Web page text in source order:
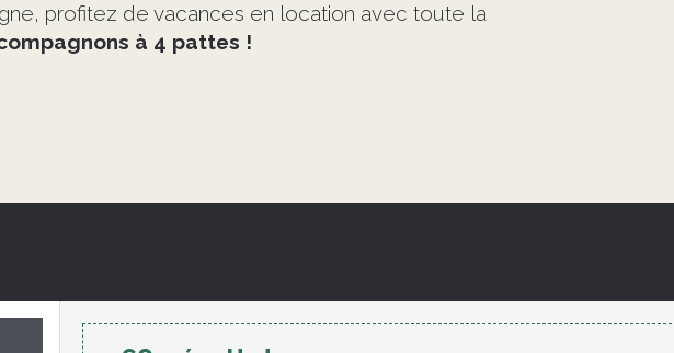
profitez de vacances en location avec toute la
à 4 pattes !